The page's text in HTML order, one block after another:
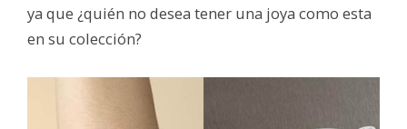
ya que ¿quién no desea tener una joya como esta
en su colección?